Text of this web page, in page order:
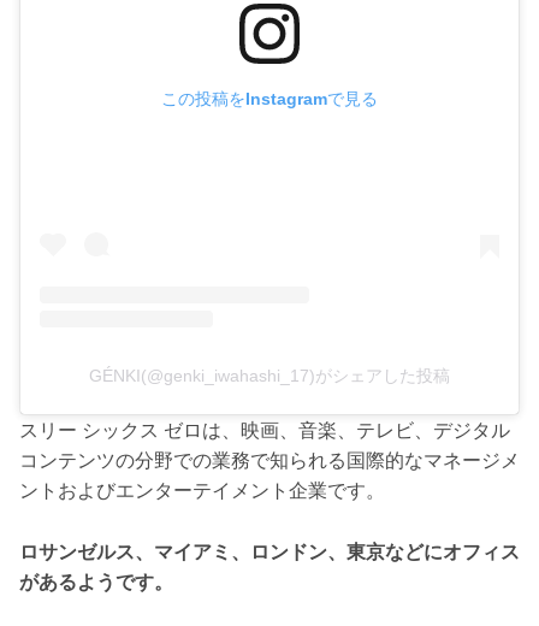
この投稿をInstagramで見る
GÉNKI(@genki_iwahashi_17)がシェアした投稿
スリー シックス ゼロは、映画、音楽、テレビ、デジタル
コンテンツの分野での業務で知られる国際的なマネージメ
ントおよびエンターテイメント企業です。
ロサンゼルス、マイアミ、ロンドン、東京などにオフィス
があるようです。